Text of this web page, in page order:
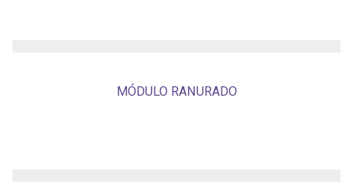
MÓDULO RANURADO